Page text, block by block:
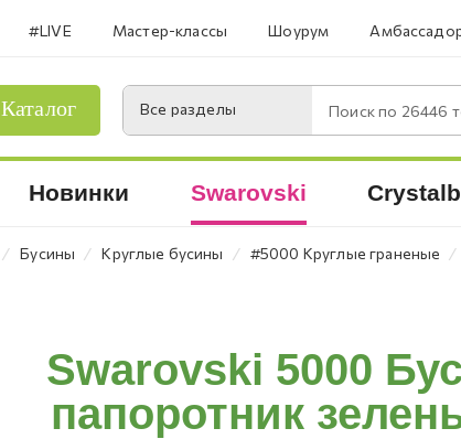
#LIVE Мастер-классы Шоурум
Каталог Все разделы Поиск по 26446
Новинки Swarovski
⁄ Бусины ⁄ Круглые бусины ⁄ #5000 Круглые граненые ⁄
Swarovski 5000
папоротник